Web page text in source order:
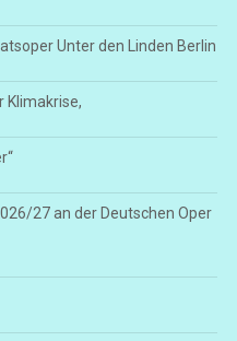
Unter den Linden Berlin
Klimakrise,
27 an der Deutschen Oper